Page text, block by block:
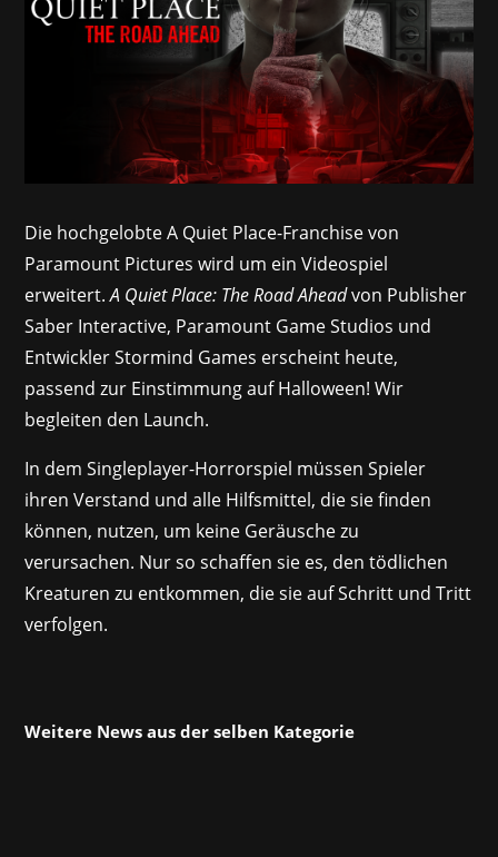
Die hochgelobte A Quiet Place-Franchise von
Paramount Pictures wird um ein Videospiel
erweitert.A Quiet Place: The Road Aheadvon Publisher
Saber Interactive, Paramount Game Studios und
Entwickler Stormind Games erscheint heute,
passend zur Einstimmung auf Halloween! Wir
begleiten den Launch.
In dem Singleplayer-Horrorspiel müssen Spieler
ihren Verstand und alle Hilfsmittel, die sie finden
können, nutzen, um keine Geräusche zu
verursachen. Nur so schaffen sie es, den tödlichen
Kreaturen zu entkommen, die sie auf Schritt und Tritt
verfolgen.
Weitere News aus der selben Kategorie